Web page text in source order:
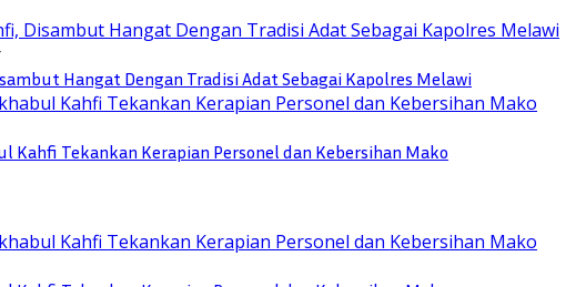
Hangat Dengan Tradisi Adat Sebagai Kapolres Melawi
Kahfi Tekankan Kerapian Personel dan Kebersihan Mako